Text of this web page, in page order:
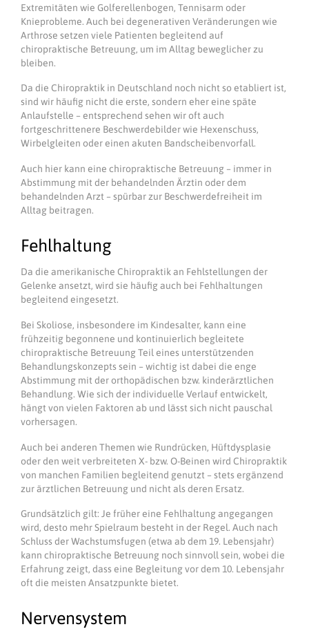
Extremitäten wie Golferellenbogen, Tennisarm oder
Knieprobleme. Auch bei degenerativen Veränderungen wie
Arthrose setzen viele Patienten begleitend auf
chiropraktische Betreuung, um im Alltag beweglicher zu
bleiben.
Da die Chiropraktik in Deutschland noch nicht so etabliert ist,
sind wir häufig nicht die erste, sondern eher eine späte
Anlaufstelle – entsprechend sehen wir oft auch
fortgeschrittenere Beschwerdebilder wie Hexenschuss,
Wirbelgleiten oder einen akuten Bandscheibenvorfall.
Auch hier kann eine chiropraktische Betreuung – immer in
Abstimmung mit der behandelnden Ärztin oder dem
behandelnden Arzt – spürbar zur Beschwerdefreiheit im
Alltag beitragen.
Fehlhaltung
Da die amerikanische Chiropraktik an Fehlstellungen der
Gelenke ansetzt, wird sie häufig auch bei Fehlhaltungen
begleitend eingesetzt.
Bei Skoliose, insbesondere im Kindesalter, kann eine
frühzeitig begonnene und kontinuierlich begleitete
chiropraktische Betreuung Teil eines unterstützenden
Behandlungskonzepts sein – wichtig ist dabei die enge
Abstimmung mit der orthopädischen bzw. kinderärztlichen
Behandlung. Wie sich der individuelle Verlauf entwickelt,
hängt von vielen Faktoren ab und lässt sich nicht pauschal
vorhersagen.
Auch bei anderen Themen wie Rundrücken, Hüftdysplasie
oder den weit verbreiteten X- bzw. O-Beinen wird Chiropraktik
von manchen Familien begleitend genutzt – stets ergänzend
zur ärztlichen Betreuung und nicht als deren Ersatz.
Grundsätzlich gilt: Je früher eine Fehlhaltung angegangen
wird, desto mehr Spielraum besteht in der Regel. Auch nach
Schluss der Wachstumsfugen (etwa ab dem 19. Lebensjahr)
kann chiropraktische Betreuung noch sinnvoll sein, wobei die
Erfahrung zeigt, dass eine Begleitung vor dem 10. Lebensjahr
oft die meisten Ansatzpunkte bietet.
Nervensystem